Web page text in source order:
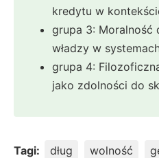
kredytu w
grupa 3: Moralność
władzy w
grupa 4:
jako zdolności do
Tagi: dług wolność